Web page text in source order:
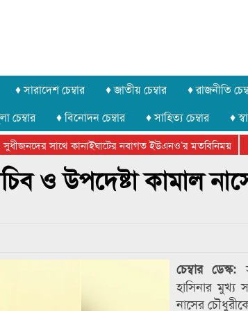
♦ সারাদেশ চেম্বার ♦ জাতীয় চেম্বার ♦ রাজনীতি
চেম্বার ♦ বিনোদন চেম্বার ♦ সাহিত্য চেম্বার ♦
সাথে কানাইঘাটের নবাগত ইউএনও’র মতবিনিময়
ফেডারেশানের বিভাগীয় অভিনয় কর্মশালা সম্পন্ন
ও উপদেষ্টা কামাল
চেম্বার ডেস্ক:
হাসিনার মুখ্য
নাসের